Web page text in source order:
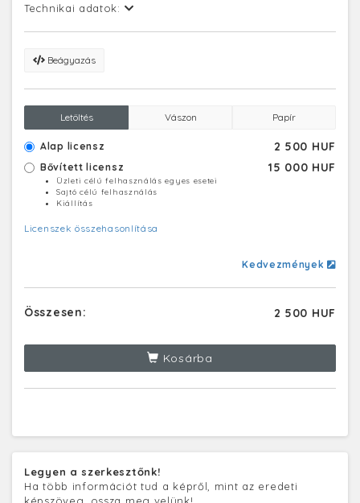
Technikai adatok:
Beágyazás
Letöltés Vászon Papír
Alap licensz 2 500 HUF
Bővített licensz 15 000 HUF
Üzleti célú felhasználás egyes esetei
Sajtó célú felhasználás
Kiállítás
Licenszek összehasonlítása
Kedvezmények
Összesen: 2 500 HUF
Kosárba
Legyen a szerkesztőnk!
Ha több információt tud a képről, mint az eredeti